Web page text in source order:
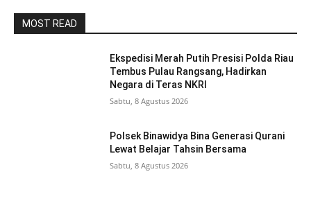
MOST READ
Ekspedisi Merah Putih Presisi Polda Riau
Tembus Pulau Rangsang, Hadirkan
Negara di Teras NKRI
Sabtu, 8 Agustus 2026
Polsek Binawidya Bina Generasi Qurani
Lewat Belajar Tahsin Bersama
Sabtu, 8 Agustus 2026